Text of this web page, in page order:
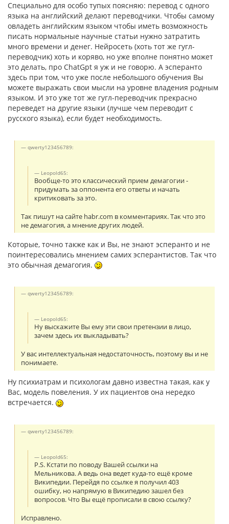
Специально для особо тупых поясняю: перевод с одного
языка на английский делают переводчики. Чтобы самому
овладеть английским языком чтобы иметь возможность
писать нормальные научные статьи нужно затратить
много времени и денег. Нейросеть (хоть тот же гугл-
переводчик) хоть и коряво, но уже вполне понятно может
это делать, про ChatGpt я уж и не говорю. А эсперанто
здесь при том, что уже после небольшого обучения Вы
можете выражать свои мысли на уровне владения родным
языком. И это уже тот же гугл-переводчик прекрасно
переведет на другие языки (лучше чем переводит с
русского языка), если будет необходимость.
qwerty123456789:
Leopold65:
Вообще-то это классический прием демагогии -
придумать за оппонента его ответы и начать
критиковать за это.
Так пишут на сайте habr.com в комментариях. Так что это
не демагогия, а мнение других людей.
Которые, точно также как и Вы, не знают эсперанто и не
поинтересовались мнением самих эсперантистов. Так что
это обычная демагогия.
qwerty123456789:
Leopold65:
Ну выскажите Вы ему эти свои претензии в лицо,
зачем здесь их выкладывать?
У вас интеллектуальная недостаточность, поэтому вы и не
понимаете.
Ну психиатрам и психологам давно известна такая, как у
Вас, модель повеления. У их пациентов она нередко
встречается.
qwerty123456789:
Leopold65:
P.S. Кстати по поводу Вашей ссылки на
Мельникова. А ведь она ведет куда-то ещё кроме
Википедии. Перейдя по ссылке я получил 403
ошибку, но напрямую в Википедию зашел без
вопросов. Что Вы ещё прописали в свою ссылку?
Исправлено.